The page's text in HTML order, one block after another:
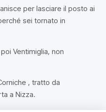
per lasciare il posto ai
sei tornato in
Ventimiglia, non
, tratto da
a Nizza.